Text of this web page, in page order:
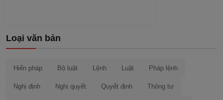
Loại văn bản
Hiến pháp Bộ luật Lệnh Luật Pháp lệnh
Nghị định Nghị quyết Quyết định Thông tư